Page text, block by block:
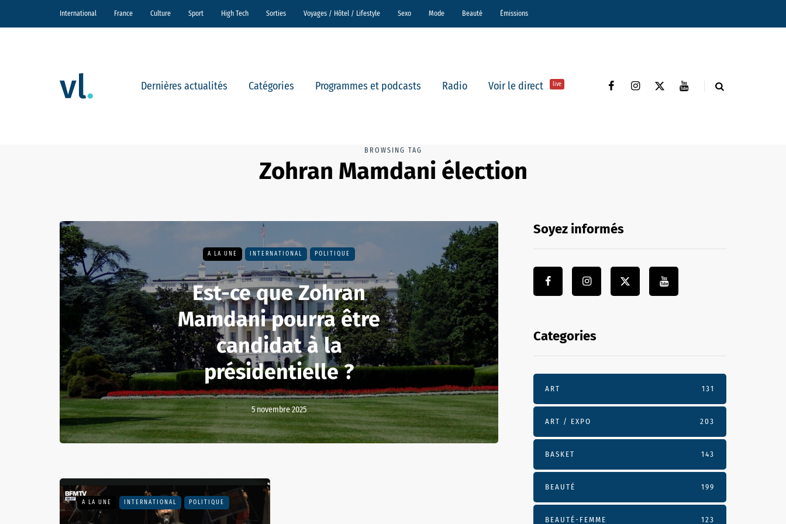
International France Culture Sport High Tech Sorties Voyages / Hôtel / Lifestyle Sexo Mode Beauté Émissions
Dernières actualités Catégories Programmes et podcasts Radio Voir le direct live
BROWSING TAG
Zohran Mamdani élection
A LA UNE INTERNATIONAL POLITIQUE
Est-ce que Zohran
Mamdani pourra être
candidat à la
présidentielle ?
5 novembre 2025
A LA UNE INTERNATIONAL POLITIQUE
Soyez informés
Categories
ART 131
ART / EXPO 203
BASKET 143
BEAUTÉ 199
BEAUTÉ-FEMME 123